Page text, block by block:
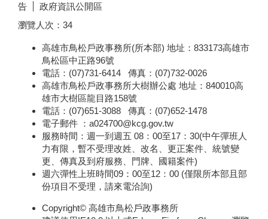
告
政府資訊公開區
瀏覽人次： 34
高雄市鳥松戶政事務所(所本部) 地址：833173高雄市
鳥松區中正路96號
電話：(07)731-6414 傳真：(07)732-0026
高雄市鳥松戶政事務所大樹辦公處 地址：840010高
雄市大樹區龍目路158號
電話：(07)651-3088 傳真：(07)652-1478
電子郵件 ：a024700@kcg.gov.tw
服務時間：週一到週五 08：00至17：30(中午彈班人
力有限，暫不受理改姓、改名、更正案件、統號變
更、傳真及到府服務、門牌、國籍案件)
週六彈性上班時間09：00至12：00 (僅限所本部且部
份項目不受理，請來電洽詢)
Copyright© 高雄市鳥松戶政事務所